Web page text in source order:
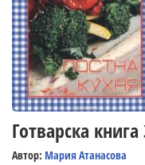
Готварска
Автор: Мария Атанасова